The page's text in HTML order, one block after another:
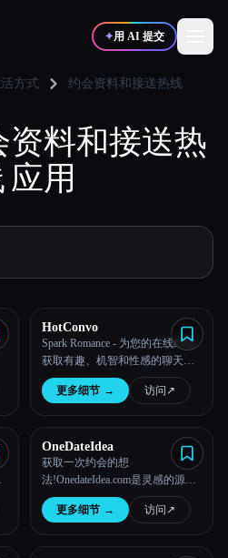
✦用 AI 提交
🎨 设计师
📈营销
方式 约会资料和接送热线
资料和接送热
应用
HotConvo
Spark Romance - 为您的在线约会
获取有趣、机智和性感的聊天建
议。
更多细节 → 访问 ↗︎
OneDateIdea
获取一次约会的想
法!OnedateIdea.com是灵感的源
泉，可确保您的约会不会是一次
无聊或典型的郊游。
更多细节 → 访问 ↗︎